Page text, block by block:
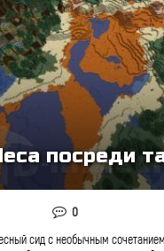
посреди
0
сид с необычным